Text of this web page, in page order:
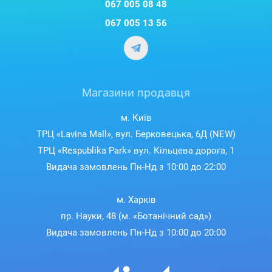
транспортування
Складна конструкція дозволяє компактно зберігати
067 005 08 48
067 005 13 56
Магазини продавця
м. Київ
ТРЦ «Lavina Mall», вул. Берковецька, 6Д (NEW)
ТРЦ «Respublika Park» вул. Кільцева дорога, 1
Видача замовлень Пн-Нд з 10:00 до 22:00
м. Харків
пр. Науки, 48 (м. «Ботанічний сад»)
Видача замовлень Пн-Нд з 10:00 до 20:00